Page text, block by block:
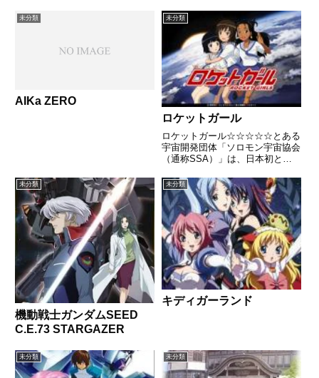
全話/各話キャプ画付き感想はこ
ちらあらすじある理由から脱走し
手のストラーフM...
未分類
AIKa ZERO
未分類
ロケットガール
ロケットガール☆☆☆☆☆とある
宇宙開発団体「ソロモン宇宙協会
（通称SSA）」は、日本初とな
していた。ゆかりの体重が40kg
以下である事を知ったSSAは、
ゆかりを言葉巧みに勧誘し、簡単
なバイトと称して無理矢理宇宙...
未分類
機動戦士ガンダムSEED
C.E.73 STARGAZER
未分類
キディガーランド
未分類 未分類